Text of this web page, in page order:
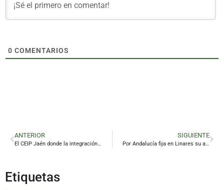
0 COMENTARIOS
ANTERIOR
El CEIP Jaén donde la integración se graba, se escucha y se comparte
SIGUIENTE
Por Andalucía fija en Linares su apuesta por la reindustrialización y mejores infraestructuras
Etiquetas